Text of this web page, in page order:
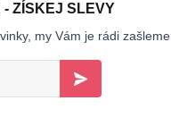
- ZÍSKEJ SLEVY
my Vám je rádi zašleme.